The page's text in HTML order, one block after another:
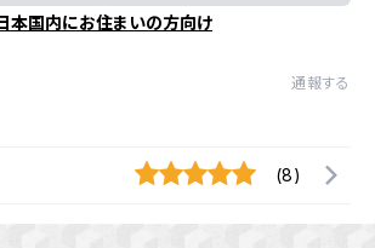
本国内にお住まいの方向け
通報する
(8)